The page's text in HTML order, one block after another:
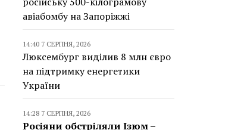
авіабомбу на Запоріжжі
14:40 7 СЕРПНЯ, 2026
Люксембург виділив 8 млн євро
на підтримку енергетики
України
14:28 7 СЕРПНЯ, 2026
Росіяни обстріляли Ізюм –